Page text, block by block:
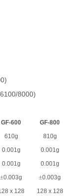
8000)
GF-600
GF-800
610g
810g
0.001g
0.001g
0.001g
0.001g
±0.003g ±0.003g
x 128
128 x 128